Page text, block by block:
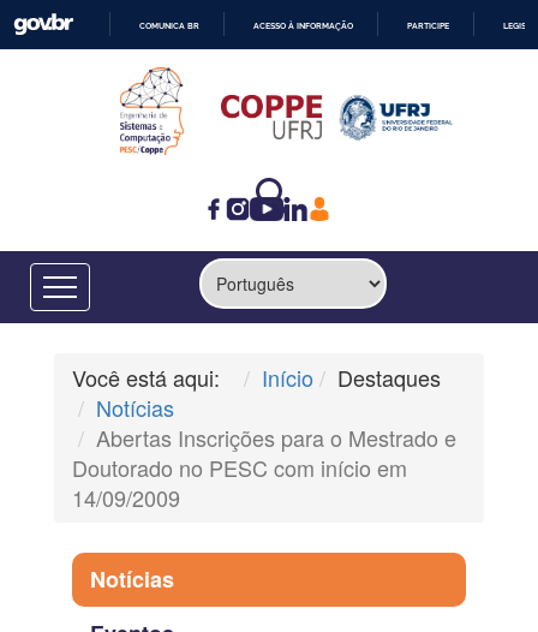
CONTEÚDO
COMUNICA BR ACESSO À INFORMAÇÃO PARTICIPE
Você está aqui: Início
Destaques
Notícias
Abertas Inscrições para o Mestrado e
Doutorado no PESC com início em
14/09/2009
Notícias